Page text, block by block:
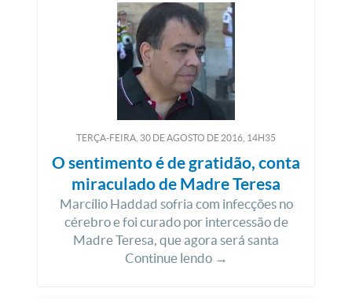
TERÇA-FEIRA, 30 DEAGOSTO DE 2016, 14H35
O sentimento é de gratidão, conta
miraculado de Madre Teresa
Marcílio Haddad sofria com infecções no
cérebro e foi curado por intercessão de
Madre Teresa, que agora será santa
Continue lendo →